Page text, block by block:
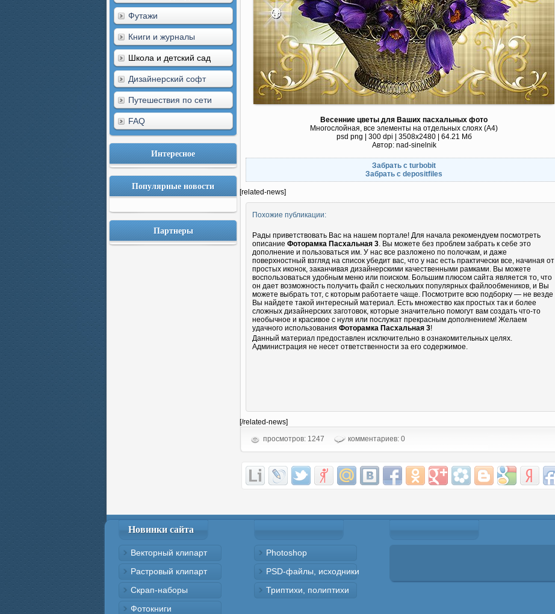
Футажи
Книги и журналы
Школа и детский сад
Дизайнерский софт
Путешествия по сети
FAQ
Интересное
Популярные новости
Партнеры
Весенние цветы для Ваших пасхальных фото
Многослойная, все элементы на отдельных слоях (А4)
psd png | 300 dpi | 3508х2480 | 64.21 Мб
Автор: nad-sinelnik
Забрать с turbobit
Забрать с depositfiles
[related-news]
Похожие публикации:
Рады приветствовать Вас на нашем портале! Для начала рекомендуем посмотреть
описание Фоторамка Пасхальная 3. Вы можете без проблем забрать к себе это
дополнение и пользоваться им. У нас все разложено по полочкам, и даже
поверхностный взгляд на список убедит вас, что у нас есть практически все, начиная от
простых иконок, заканчивая дизайнерскими качественными рамками. Вы можете
воспользоваться удобным меню или поиском. Большим плюсом сайта является то, что
он дает возможность получить файл с нескольких популярных файлообмеников, и Вы
можете выбрать тот, с которым работаете чаще. Посмотрите всю подборку — не везде
Вы найдете такой интересный материал. Есть множество как простых так и более
сложных дизайнерских заготовок, которые значительно помогут вам создать что-то
необычное и красивое с нуля или послужат прекрасным дополнением! Желаем
удачного использования Фоторамка Пасхальная 3!
Данный материал предоставлен исключительно в ознакомительных целях.
Администрация не несет ответственности за его содержимое.
[/related-news]
просмотров: 1247
комментариев: 0
Новинки сайта
Векторный клипарт
Растровый клипарт
Скрап-наборы
Фотокниги
Photoshop
PSD-файлы, исходники
Триптихи, полиптихи